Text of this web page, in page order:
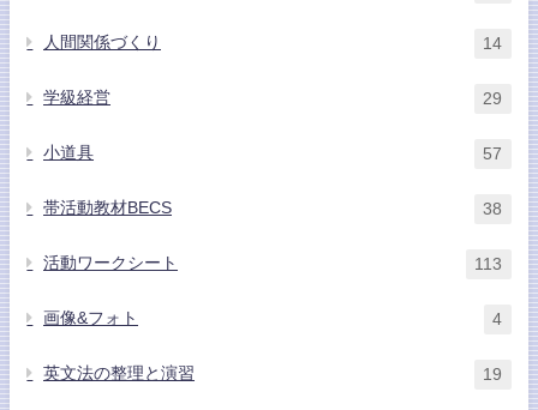
人間関係づくり 14
学級経営 29
小道具 57
帯活動教材BECS 38
活動ワークシート 113
画像&フォト 4
英文法の整理と演習 19